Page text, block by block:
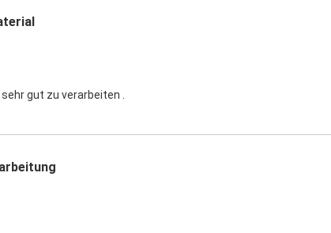
gut zu verarbeiten .